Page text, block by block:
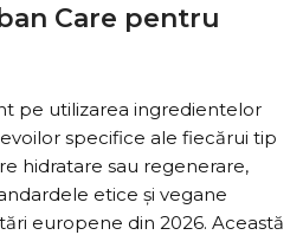
Care pentru
pe utilizarea ingredientelor
specifice ale fiecărui tip
hidratare sau regenerare,
etice și vegane
europene din 2026. Această